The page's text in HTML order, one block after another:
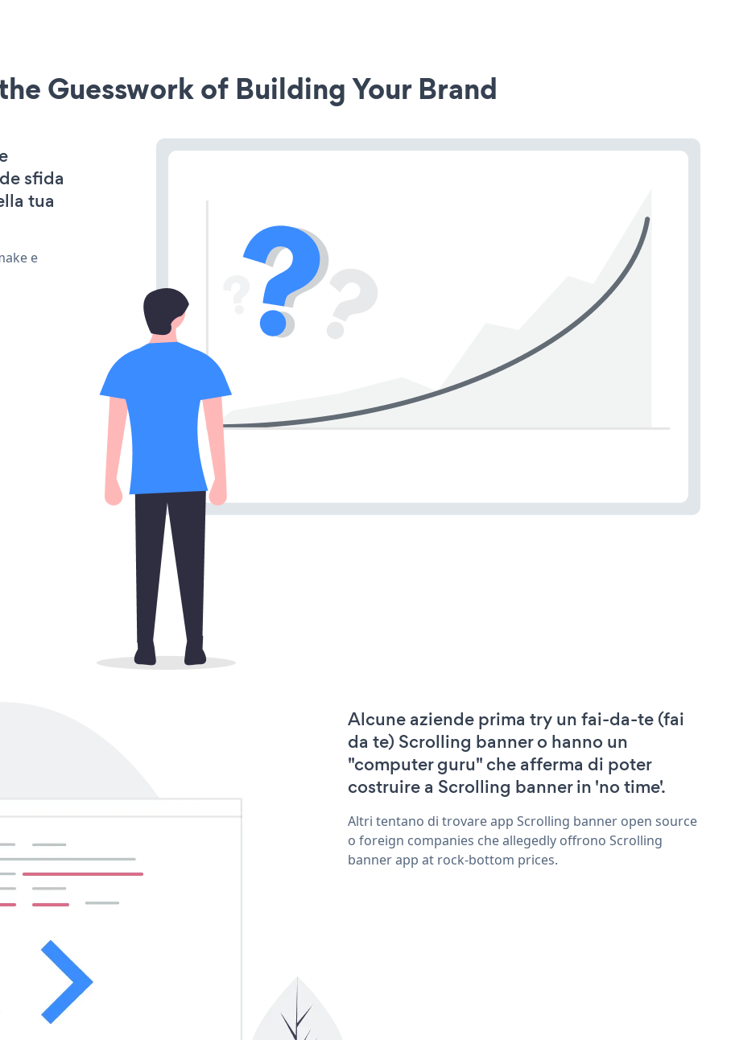
Guesswork of Building Your Brand
sfida
tua
e
Alcune aziende prima try un fai-da-te (fai
da te) Scrolling banner o hanno un
"computer guru" che afferma di poter
costruire a Scrolling banner in 'no time'.
Altri tentano di trovare app Scrolling banner open source
o foreign companies che allegedly offrono Scrolling
banner app at rock-bottom prices.